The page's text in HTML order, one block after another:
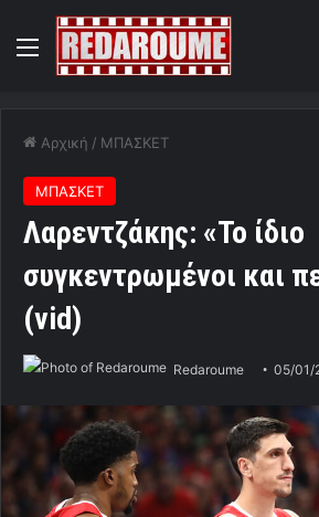
Menu
Αρχική / ΜΠΑΣΚΕΤ
ΜΠΑΣΚΕΤ
Λαρεντζάκης: «Το ίδιο
συγκεντρωμένοι και
(vid)
Redaroume 05/01/